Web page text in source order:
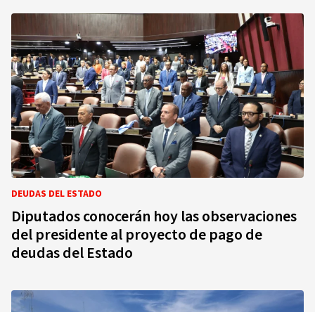
DEUDAS DEL ESTADO
Diputados conocerán hoy las observaciones
del presidente al proyecto de pago de
deudas del Estado